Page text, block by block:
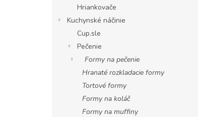
Hriankovače
Kuchynské náčinie
Cup.sle
Pečenie
Formy na pečenie
Hranaté rozkladacie formy
Tortové formy
Formy na koláč
Formy na muffiny